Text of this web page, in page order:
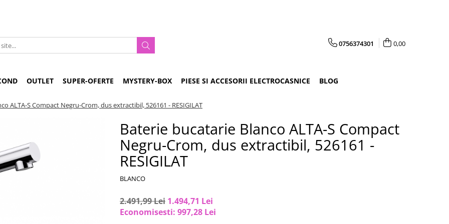
0756374301 0,00
OUTLET SUPER-OFERTE MYSTERY-BOX PIESE SI ACCESORII ELECTROCASNICE BLOG
ALTA-S Compact Negru-Crom, dus extractibil, 526161 - RESIGILAT
Baterie bucatarie Blanco ALTA-S Compact
Negru-Crom, dus extractibil, 526161 -
RESIGILAT
BLANCO
2.491,99 Lei 1.494,71 Lei
Economisesti: 997,28 Lei